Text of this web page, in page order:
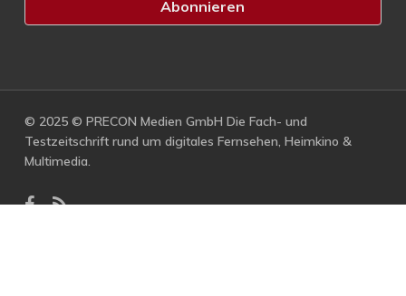
© 2025 © PRECON Medien GmbH Die Fach- und
Testzeitschrift rund um digitales Fernsehen, Heimkino &
Multimedia.
facebook
RSS